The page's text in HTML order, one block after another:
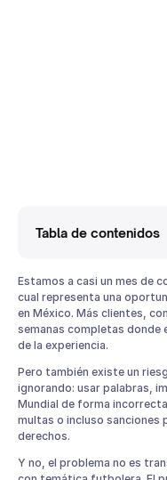
Tabla de contenidos
¿Por qué el Mundial
bares en México?
¿Qué es el ambush
restaurante?
Palabras y términos
durante el Mundial 2026
Lo que SÍ puedes hacer
Mundial
Ejemplos más
¿Qué sanciones puede
Estamos a casi un mes de
cual representa una
en México. Más clientes,
semanas completas donde
de la experiencia.
Pero también existe un
ignorando: usar palabras,
Mundial de forma
multas o incluso sanciones
derechos.
Y no, el problema no es